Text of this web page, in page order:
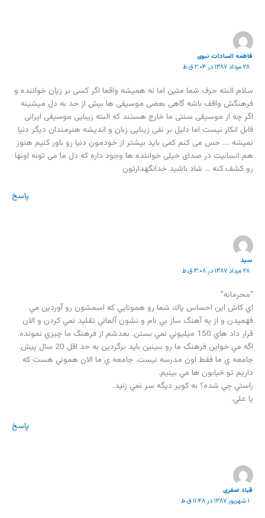
فاطمه السادات نبوی
۲۸ مرداد ۱۳۸۷ در ۲:۰۴ ق.ظ
سلام البته حرف شما متین اما نه همیشه واقعا اگر کسی بر زیان خواننده و
فرهنگش واقف باشه گاهی بعضی موسیقی ها بیش از حد به دل میشینه
اگر چه از موسیقی سنتی ما خارج هستند که البته زیبایی موسیقی ایرانی
قابل انکار نیست اما دلیل بر نفی زیبایی زبان و اندیشه هنرمندان دیگر دنیا
نمیشه …. حس می کنم کمی باید بیشتر از خودمون دنیا رو باور کنیم هنوز
هم انسانیت در صدای خیلی خواننده ها وجود داره که دل ما می تونه اونها
رو کشف کنه … شاد باشید خدانگهدارتون
پاسخ
سيد
۲۸ مرداد ۱۳۸۷ در ۳:۰۸ ق.ظ
“محرمانه”
اي كاش اين احساس پاك شما رو همونايي كه اسمشون رو آوردين مي
فهميدن و از يه آهنگ ساز بي نام و نشون آلماني تقليد نمي كردن و الان
قرار داد هاي 150 ميليوني نمي بستن. بعدشم از فرهنگ ما چيزي نمونده.
اگه مي خواين فرهنگ ما رو ببينين بايد برگردين به حد اقل 20 سال پيش.
جامعه ي ما فقط اون مدرسه نيست. جامعه ي ما الان هموني هست كه
داريم تو خيابون ها مي بينيم.
راستي چي شده؟ به كوير ديگه سر نمي زنيد.
يا علي.
پاسخ
قباد صفری
۱ شهریور ۱۳۸۷ در ۱۱:۴۸ ق.ظ